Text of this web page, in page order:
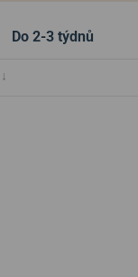
Do 2-3 týdnů
↓